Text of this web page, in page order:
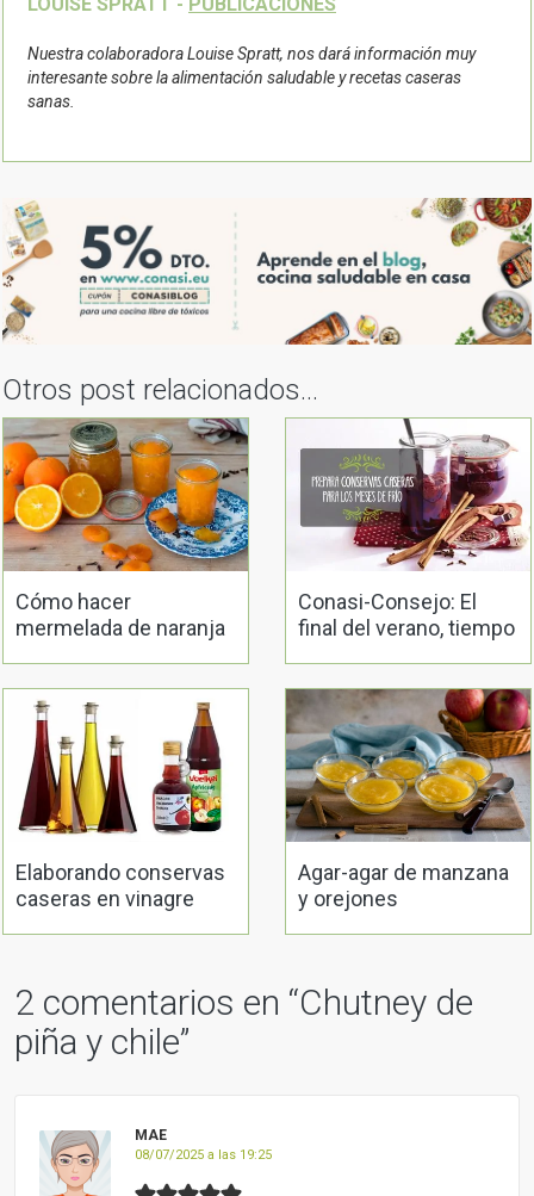
Nuestra colaboradora Louise Spratt, nos dará información muy
interesante sobre la alimentación saludable y recetas caseras
sanas.
Otros post relacionados...
Cómo hacer
mermelada de naranja
Conasi-Consejo: El
final del verano, tiempo
Elaborando conservas
caseras en vinagre
Agar-agar de manzana
y orejones
2 comentarios en “Chutney de
piña y chile”
MAE
08/07/2025 a las 19:25